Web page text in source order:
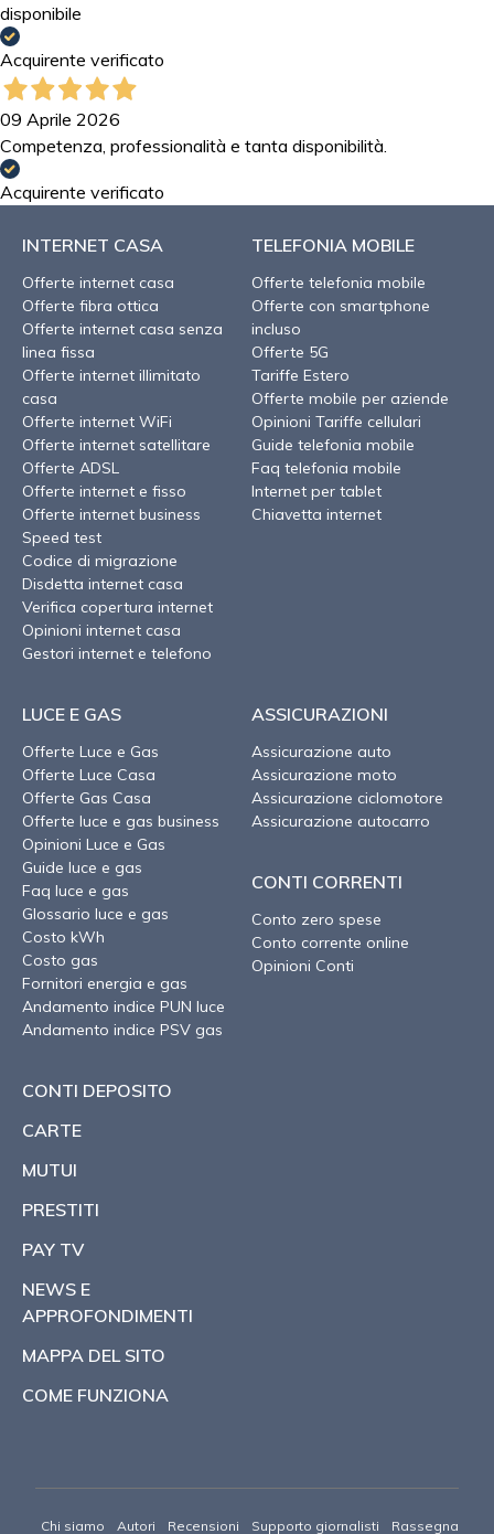
disponibile
Acquirente verificato
09 Aprile 2026
Competenza, professionalità e tanta disponibilità.
Acquirente verificato
INTERNET CASA
Offerte internet casa
Offerte fibra ottica
Offerte internet casa senza
linea fissa
Offerte internet illimitato
casa
Offerte internet WiFi
Offerte internet satellitare
Offerte ADSL
Offerte internet e fisso
Offerte internet business
Speed test
Codice di migrazione
Disdetta internet casa
Verifica copertura internet
Opinioni internet casa
Gestori internet e telefono
TELEFONIA MOBILE
Offerte telefonia mobile
Offerte con smartphone
incluso
Offerte 5G
Tariffe Estero
Offerte mobile per aziende
Opinioni Tariffe cellulari
Guide telefonia mobile
Faq telefonia mobile
Internet per tablet
Chiavetta internet
LUCE E GAS
Offerte Luce e Gas
Offerte Luce Casa
Offerte Gas Casa
Offerte luce e gas business
Opinioni Luce e Gas
Guide luce e gas
Faq luce e gas
Glossario luce e gas
Costo kWh
Costo gas
Fornitori energia e gas
Andamento indice PUN luce
Andamento indice PSV gas
ASSICURAZIONI
Assicurazione auto
Assicurazione moto
Assicurazione ciclomotore
Assicurazione autocarro
CONTI CORRENTI
Conto zero spese
Conto corrente online
Opinioni Conti
CONTI DEPOSITO
CARTE
MUTUI
PRESTITI
PAY TV
NEWS E
APPROFONDIMENTI
MAPPA DEL SITO
COME FUNZIONA
Chi siamo Autori Recensioni Supporto giornalisti Rassegna